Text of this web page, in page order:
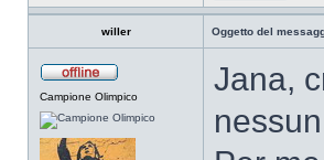
willer Oggetto del
Campione Olimpico
Jana,